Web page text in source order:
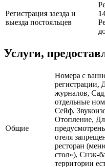
Регистрация заезда и
выезда постояльцев
Услуги,
Общие
Номера с
регистрации,
журналов,
отдельные
Сейф,
Отопление,
отеля
ресторан
стол»), Снэк-
территории